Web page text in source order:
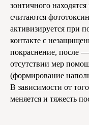
зонтичного
считаются
активизируется при
контакте с
покраснение, после
отсутствии мер
(формирование
В зависимости от
меняется и тяжесть